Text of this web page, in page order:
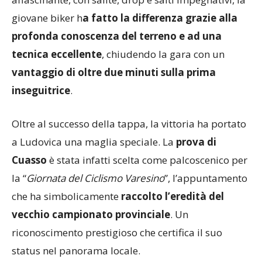
affascinante, con salite, drop e salti impegnativi, la
giovane biker h
a fatto la differenza grazie alla
profonda conoscenza del terreno e ad una
tecnica eccellente
, chiudendo la gara con un
vantaggio di oltre due minuti sulla prima
inseguitrice
Oltre al successo della tappa, la vittoria ha portato
a Ludovica una maglia speciale. La
prova di
è stata infatti scelta come palcoscenico per
Giornata del Ciclismo Varesino ”, l’appuntamento
che ha simbolicamente
raccolto l’eredità del
vecchio campionato provinciale
riconoscimento prestigioso che certifica il suo
status nel panorama locale.